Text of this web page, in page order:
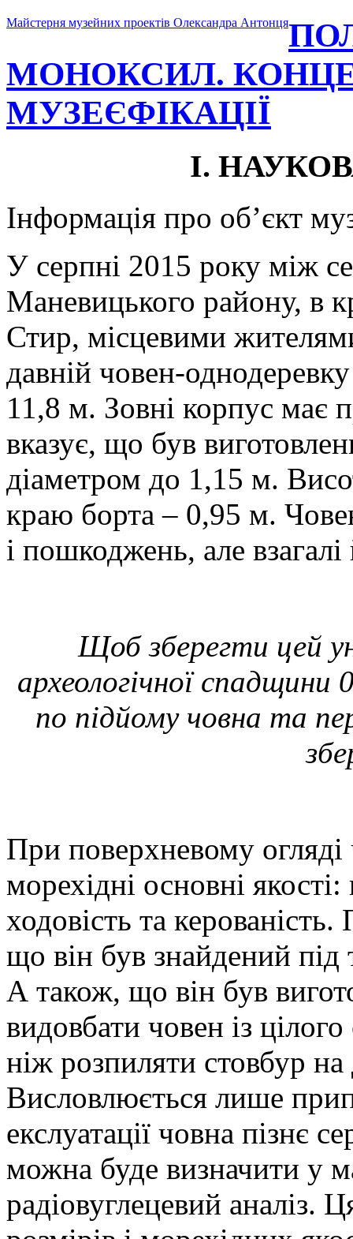
Майстерня музейних проектів Олександра Антонця
МОНОКСИЛ.
МУЗЕЄФІКАЦІЇ
І.
Інформація про об’єкт
У серпні 2015 року між
Маневицького району, в
Стир, місцевими
давній човен-
11,8 м. Зовні корпус має
вказує, що був
діаметром до 1,15 м.
краю борта – 0,95 м.
і пошкоджень, але
Щоб зберегти цей
археологічної спадщини
по підйому човна та
При поверхневому
морехідні основні якості:
ходовість та
що він був знайдений
А також, що він був
видовбати човен із
ніж розпиляти стовбур
Висловлюється лише
екслуатації човна пізнє
можна буде визначити у
радіовуглецевий аналіз.